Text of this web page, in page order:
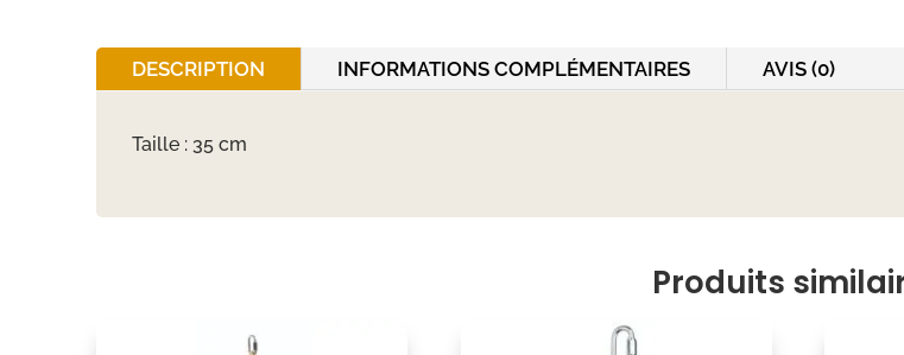
DESCRIPTION INFORMATIONS COMPLÉMENTAIRES AVIS (0)
Taille : 35 cm
Produits